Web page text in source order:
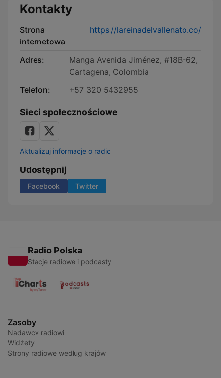
Kontakty
Strona
internetowa
https://lareinadelvallenato.co/
Adres:
Manga Avenida Jiménez, #18B-62,
Cartagena, Colombia
Telefon:
+57 320 5432955
Sieci społecznościowe
Aktualizuj informacje o radio
Udostępnij
Facebook Twitter
Radio Polska
Stacje radiowe i podcasty
Zasoby
Nadawcy radiowi
Widżety
Strony radiowe według krajów